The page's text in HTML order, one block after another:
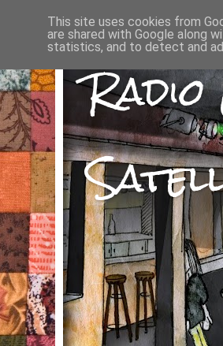
This site uses cookies from
are shared with Google along
statistics, and to detect and